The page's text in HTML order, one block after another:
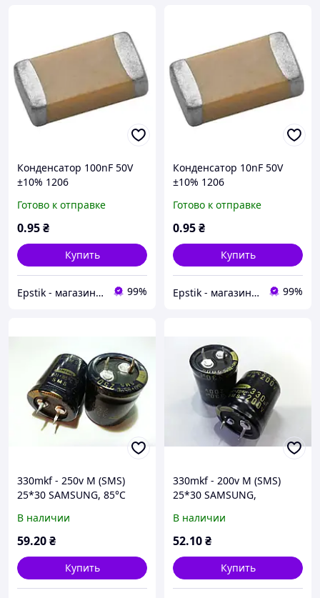
Конденсатор 100nF 50V
±10% 1206
Готово к отправке
0.95₴
Купить
Epstik - магазин радиокомпонентов 99%
Конденсатор 10nF 50V
±10% 1206
Готово к отправке
0.95₴
Купить
Epstik - магазин радиокомпонентов 99%
330mkf - 250v M (SMS)
25*30 SAMSUNG, 85°C
електролітичний
В наличии
59.20₴
Купить
330mkf - 200v M (SMS)
25*30 SAMSUNG,
електролітичний 85°C
В наличии
52.10₴
Купить